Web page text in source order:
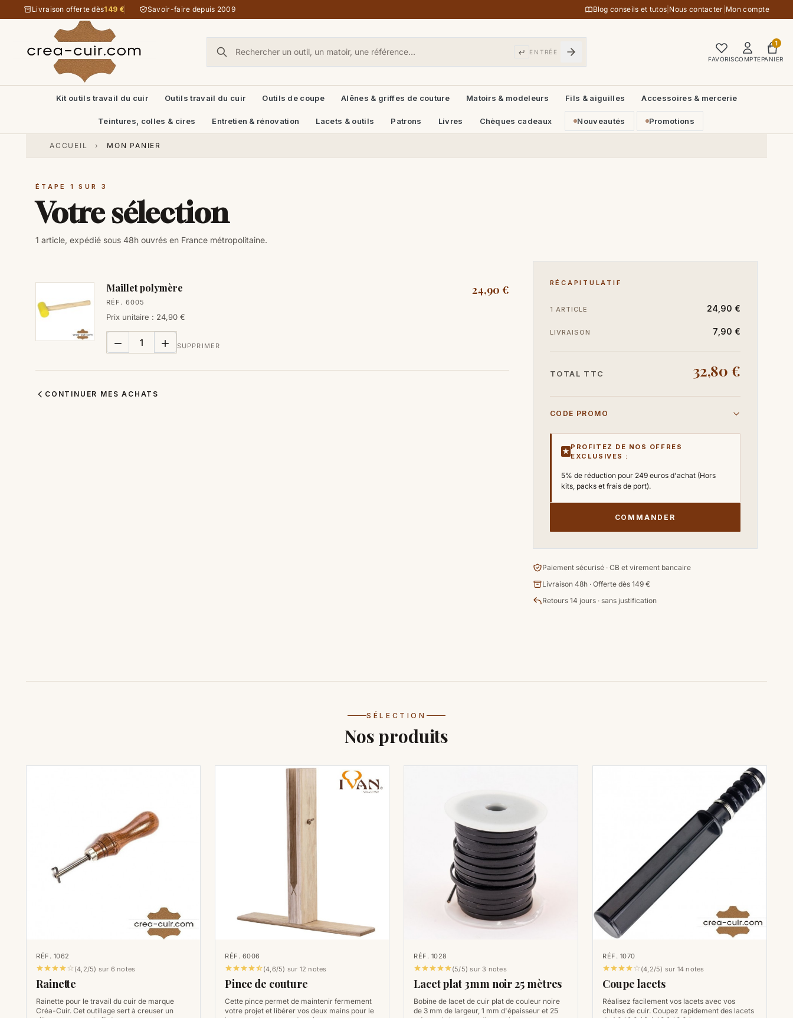
Aller au contenu
Livraison offerte dès149 € Savoir-faire depuis 2009 Blog conseils et tutos Nous contacter Mon compte
ENTRÉE
FAVORISCOMPTE
1
PANIER
Kit outils travail du cuir Outils travail du cuir Outils de coupe Alênes & griffes de couture Matoirs & modeleurs Fils & aiguilles Accessoires & mercerie
Teintures, colles & cires Entretien & rénovation Lacets & outils Patrons Livres Chèques cadeaux Nouveautés Promotions
ACCUEIL › MON PANIER
ÉTAPE 1 SUR 3
Votre sélection
1 article, expédié sous 48h ouvrés en France métropolitaine.
Maillet polymère
RÉF. 6005
Prix unitaire : 24,90 €
  SUPPRIMER
24,90 €
CONTINUER MES ACHATS
RÉCAPITULATIF
1 ARTICLE 24,90 €
LIVRAISON 7,90 €
TOTAL TTC 32,80 €
CODE PROMO
★
PROFITEZ DE NOS OFFRES
EXCLUSIVES :
5% de réduction pour 249 euros d'achat (Hors
kits, packs et frais de port).
COMMANDER
Paiement sécurisé · CB et virement bancaire
Livraison 48h · Offerte dès 149 €
Retours 14 jours · sans justification
SÉLECTION
Nos produits
RÉF. 1062
  (4,2/5) sur 6 notes
Rainette
Rainette pour le travail du cuir de marque
Créa-Cuir. Cet outillage sert à creuser un
RÉF. 6006
(4,6/5) sur 12 notes
Pince de couture
Cette pince permet de maintenir fermement
votre projet et libérer vos deux mains pour le
RÉF. 1028
(5/5) sur 3 notes
Lacet plat 3mm noir 25 mètres
Bobine de lacet de cuir plat de couleur noire
de 3 mm de largeur, 1 mm d'épaisseur et 25
RÉF. 1070
  (4,2/5) sur 14 notes
Coupe lacets
Réalisez facilement vos lacets avec vos
chutes de cuir. Coupez rapidement des lacets